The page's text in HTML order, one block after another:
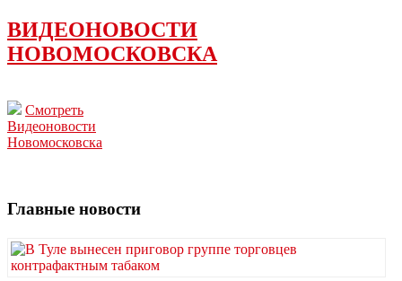
ВИДЕОНОВОСТИ
НОВОМОСКОВСКА
Смотреть
Видеоновости
Новомосковска
Главные новости